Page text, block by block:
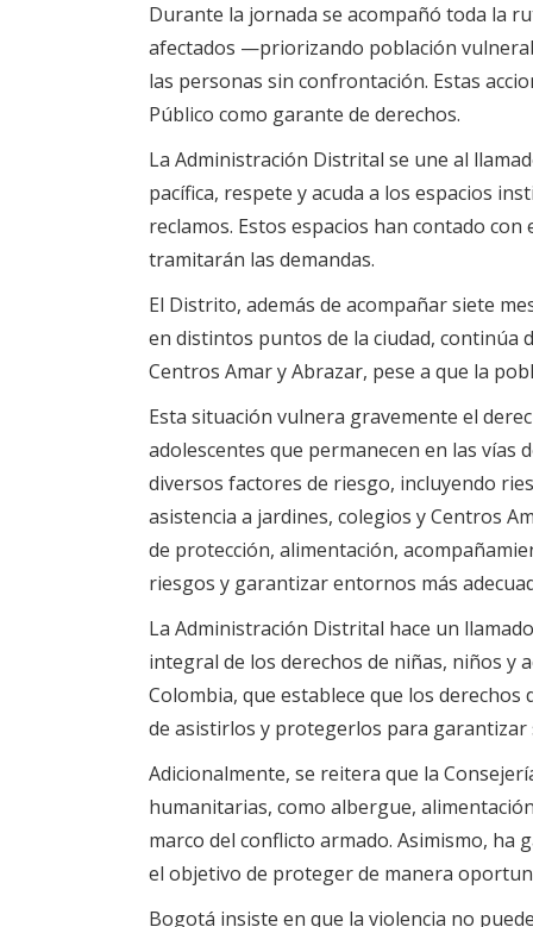
Durante la jornada se acompañó toda la
afectados —priorizando población
las personas sin confrontación. Estas
Público como garante de derechos.
La Administración Distrital se une al
pacífica, respete y acuda a los espacios
reclamos. Estos espacios han contado
tramitarán las demandas.
El Distrito, además de acompañar siete
en distintos puntos de la ciudad, continúa
Centros Amar y Abrazar, pese a que la
Esta situación vulnera gravemente el
adolescentes que permanecen en las vías
diversos factores de riesgo, incluyendo
asistencia a jardines, colegios y Centros
de protección, alimentación,
riesgos y garantizar entornos más
La Administración Distrital hace un
integral de los derechos de niñas, niños y
Colombia, que establece que los
de asistirlos y protegerlos para
Adicionalmente, se reitera que la
humanitarias, como albergue,
marco del conflicto armado. Asimismo, ha
el objetivo de proteger de manera
Bogotá insiste en que la violencia no